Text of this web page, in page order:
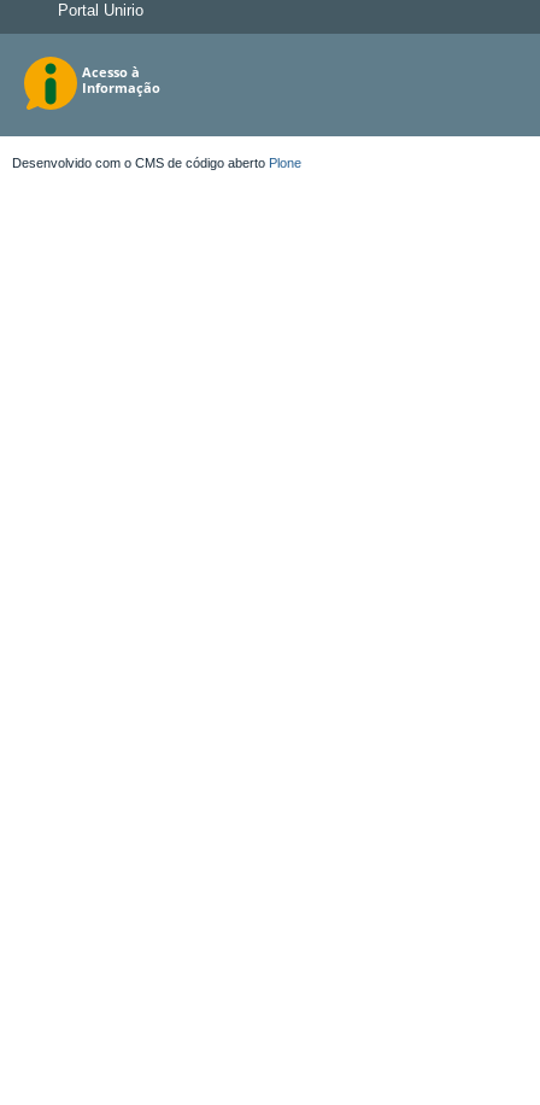
Portal Unirio
Desenvolvido com o CMS de código aberto Plone